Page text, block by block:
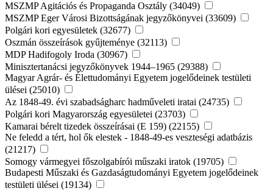
MSZMP Agitációs és Propaganda Osztály (34049)
MSZMP Eger Városi Bizottságának jegyzőkönyvei (33609)
Polgári kori egyesületek (32677)
Oszmán összeírások gyűjteménye (32113)
MDP Hadifogoly Iroda (30967)
Minisztertanácsi jegyzőkönyvek 1944–1965 (29388)
Magyar Agrár- és Élettudományi Egyetem jogelődeinek testületi
ülései (25010)
Az 1848-49. évi szabadságharc hadműveleti iratai (24735)
Polgári kori Magyarország egyesületei (23703)
Kamarai bérelt tizedek összeírásai (E 159) (22155)
Ne feledd a tért, hol ők elestek - 1848-49-es veszteségi adatbázis
(21217)
Somogy vármegyei főszolgabírói műszaki iratok (19705)
Budapesti Műszaki és Gazdaságtudományi Egyetem jogelődeinek
testületi ülései (19134)